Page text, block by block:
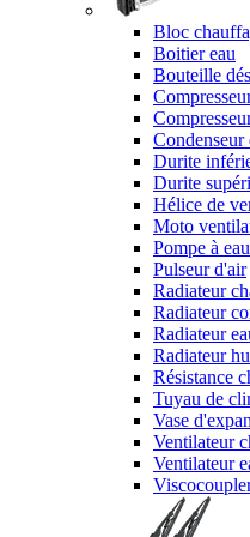
Bloc
Boitier eau
Bouteille
Condenseur
Durite
Durite
Hélice de
Moto
Pompe à eau
Pulseur d'air
Radiateur
Radiateur
Radiateur
Radiateur
Résistance
Tuyau de
Vase
Ventilateur
Ventilateur